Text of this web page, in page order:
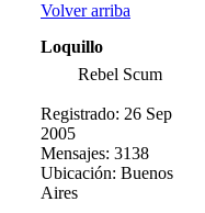
Volver arriba
Loquillo
Rebel Scum
Registrado: 26 Sep
2005
Mensajes: 3138
Ubicación: Buenos
Aires